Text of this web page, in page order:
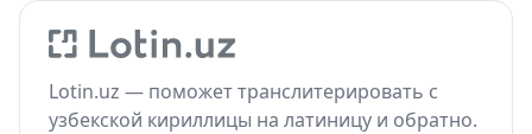
Lotin.uz — поможет транслитерировать с
узбекской кириллицы на латиницу и обратно.